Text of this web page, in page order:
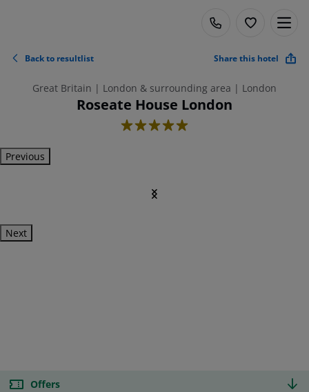
Back to resultlist Share this hotel
Great Britain | London & surrounding area | London
Roseate House London
5
Previous
Next
Offers